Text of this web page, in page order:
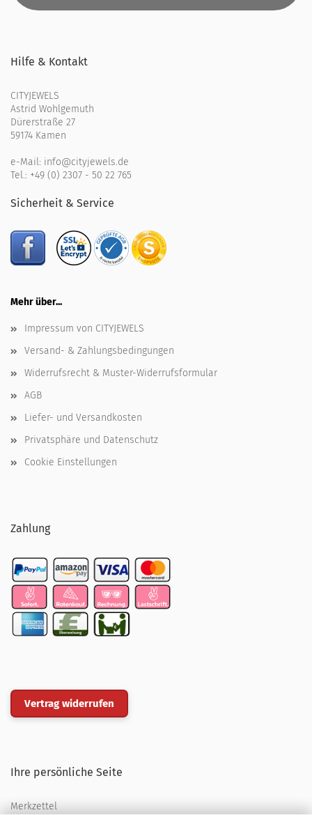
Hilfe & Kontakt
CITYJEWELS
Astrid Wohlgemuth
Dürerstraße 27
59174 Kamen
e-Mail: info@cityjewels.de
Tel.: +49 (0) 2307 - 50 22 765
Sicherheit & Service
Mehr über...
Impressum von CITYJEWELS
Versand- & Zahlungsbedingungen
Widerrufsrecht & Muster-Widerrufsformular
AGB
Liefer- und Versandkosten
Privatsphäre und Datenschutz
Cookie Einstellungen
Zahlung
Vertrag widerrufen
Ihre persönliche Seite
Merkzettel